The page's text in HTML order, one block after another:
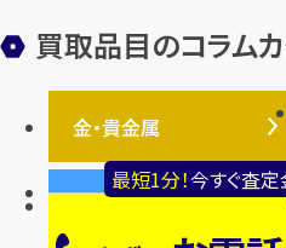
最短1分！今すぐ査
装飾品 オメガ シュプリ
エルメス ダイヤモンド
投資 金地金 金価格・相
買取品目のコラム
金・貴金属
金・貴金属TOP
バッグ